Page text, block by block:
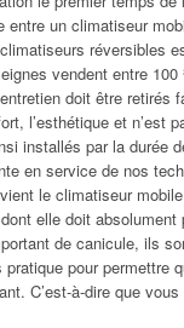
entre un climatiseur
réversibles
vendent entre
doit être
l’esthétique et n’est
installés par la durée
en service de nos
le climatiseur
elle doit
de canicule, ils
pour permettre
C’est-à-dire que